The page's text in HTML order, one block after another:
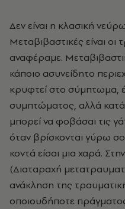
Δεν είναι η κλασική
Μεταβιβαστικές είναι οι
αναφέραμε.
κάποιο ασυνείδητο
κρυφτεί στο σύμπτωμα,
συμπτώματος, αλλά
μπορεί να φοβάσαι τις
όταν βρίσκονται γύρω
κοντά είσαι μια χαρά.
(Διαταραχή
ανάκληση της
οποιουδήποτε